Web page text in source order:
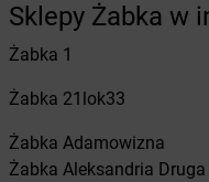
Sklepy Żabka w
Żabka 1
Żabka 21lok33
Żabka Adamowizna
Żabka Aleksandria Druga